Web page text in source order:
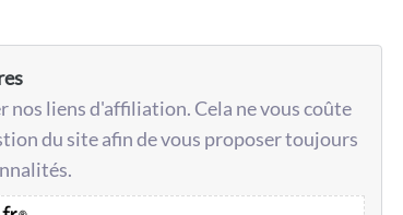
nos liens d'affiliation. Cela ne vous coûte
du site afin de vous proposer toujours